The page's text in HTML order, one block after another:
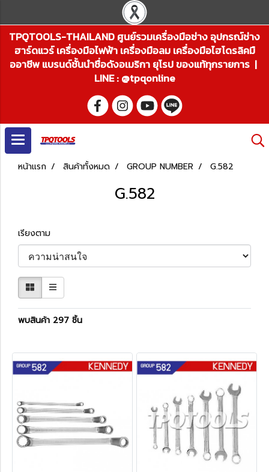
TPQTOOLS-THAILAND ศูนย์รวมเครื่องมือช่าง อุปกรณ์ช่าง
ฮาร์ดแวร์ เครื่องมือไฟฟ้า เครื่องมือลม เครื่องมือไฮโดรลิคมื
ออาชีพ แบรนด์ชั้นนำชื่อดังอเมริกา ยุโรป ของแท้ทุกรายการ |
LINE : @tpqonline
หน้าแรก สินค้าทั้งหมด GROUP NUMBER G.582
G.582
เรียงตาม
พบสินค้า 297 ชิ้น